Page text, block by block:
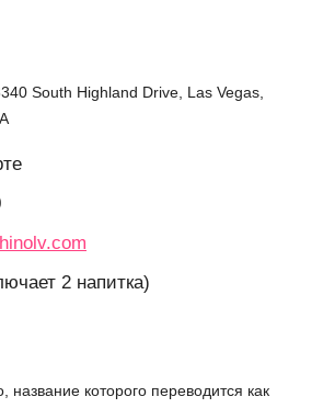
South Highland Drive, Las Vegas,
2 напитка)
название которого переводится как